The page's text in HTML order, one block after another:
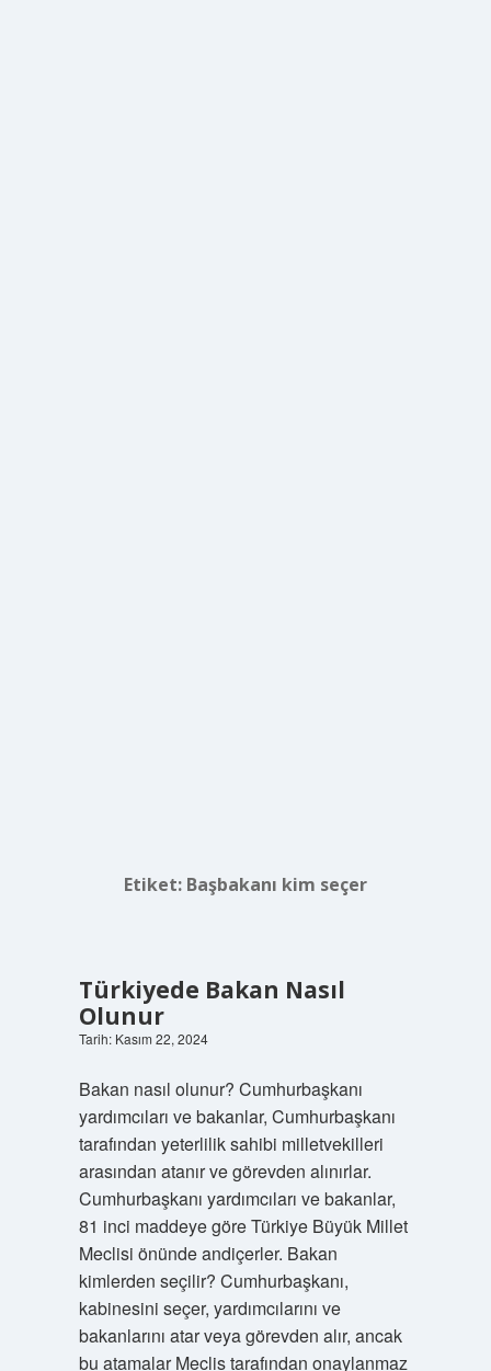
Etiket: Başbakanı kim seçer
Türkiyede Bakan Nasıl
Olunur
Tarih: Kasım 22, 2024
Bakan nasıl olunur? Cumhurbaşkanı
yardımcıları ve bakanlar, Cumhurbaşkanı
tarafından yeterlilik sahibi milletvekilleri
arasından atanır ve görevden alınırlar.
Cumhurbaşkanı yardımcıları ve bakanlar,
81 inci maddeye göre Türkiye Büyük Millet
Meclisi önünde andiçerler. Bakan
kimlerden seçilir? Cumhurbaşkanı,
kabinesini seçer, yardımcılarını ve
bakanlarını atar veya görevden alır, ancak
bu atamalar Meclis tarafından onaylanmaz